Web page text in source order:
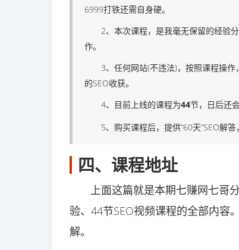
6999打铁还需自身硬。
2、本次课程，是我毫无保留的经验分
作。
3、任何网站(不违法)，按照课程操作
的SEO收获。
4、目前上线的课程为44节，日后还
5、购买课程后，提供“60天”SEO解答
四、课程地址
上面这篇就是本期七赚网七哥分
验、44节SEO视频课程的全部内容
解。